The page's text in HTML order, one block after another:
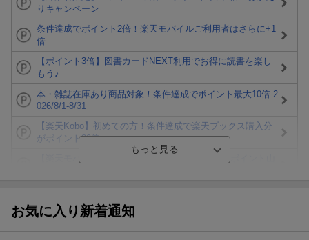
りキャンペーン
条件達成でポイント2倍！楽天モバイルご利用者はさらに+1
倍
【ポイント3倍】図書カードNEXT利用でお得に読書を楽し
もう♪
本・雑誌在庫あり商品対象！条件達成でポイント最大10倍 2
026/8/1-8/31
【楽天Kobo】初めての方！条件達成で楽天ブックス購入分
がポイント20倍
ト山分け
お気に入り新着通知